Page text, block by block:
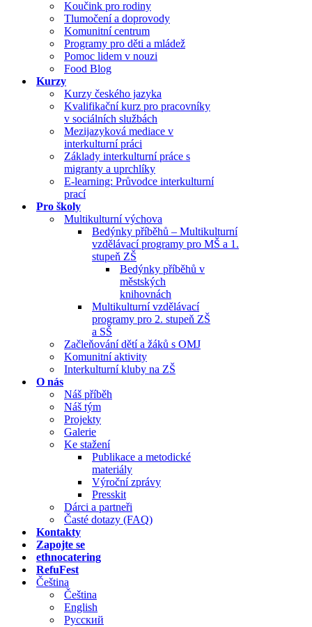
Koučink pro rodiny
Tlumočení a doprovody
Komunitní centrum
Programy pro děti a mládež
Pomoc lidem v nouzi
Food Blog
Kurzy
Kurzy českého jazyka
Kvalifikační kurz pro pracovníky
v sociálních službách
Mezijazyková mediace v
interkulturní práci
Základy interkulturní práce s
migranty a uprchlíky
E-learning: Průvodce interkulturní
prací
Pro školy
Multikulturní výchova
Bedýnky příběhů – Multikulturní
vzdělávací programy pro MŠ a 1.
stupeň ZŠ
Bedýnky příběhů v
městských
knihovnách
Multikulturní vzdělávací
programy pro 2. stupeň ZŠ
a SŠ
Začleňování dětí a žáků s OMJ
Komunitní aktivity
Interkulturní kluby na ZŠ
O nás
Náš příběh
Náš tým
Projekty
Galerie
Ke stažení
Publikace a metodické
materiály
Výroční zprávy
Presskit
Dárci a partneři
Časté dotazy (FAQ)
Kontakty
Zapojte se
ethnocatering
RefuFest
Čeština
Čeština
English
Русский